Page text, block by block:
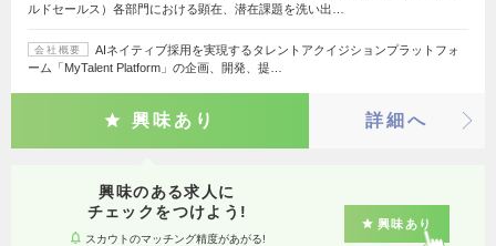
ルドセールス）各部門における顕在、潜在課題を洗い出…
会社概要
AIネイティブ採用を実現するタレントアクイジションプラットフォ
ーム「MyTalent Platform」の企画、開発、提…
興味あり 詳細へ
興味のある求人に
チェックをつけよう!
スカウトのマッチング精度があがる!
興味あり